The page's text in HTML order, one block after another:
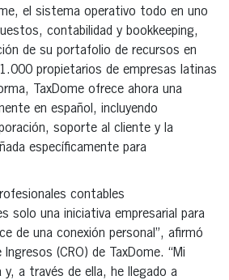
el sistema operativo todo en uno
contabilidad y bookkeeping,
de su portafolio de recursos en
propietarios de empresas latinas
TaxDome ofrece ahora una
en español, incluyendo
soporte al cliente y la
específicamente para
contables
solo una iniciativa empresarial para
de una conexión personal”, afirmó
(CRO) de TaxDome. “Mi
y, a través de ella, he llegado a